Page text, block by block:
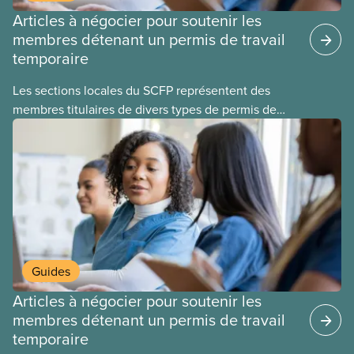
Articles à négocier pour soutenir les
membres détenant un permis de travail
temporaire
Les sections locales du SCFP représentent des
membres titulaires de divers types de permis de
travail temporaires, incluant les permis pour
travailleuses et travailleurs étrangers temporaires,
les permis d’études et les permis de
travail postdiplôme.
Guides
Articles à négocier pour soutenir les
membres détenant un permis de travail
temporaire